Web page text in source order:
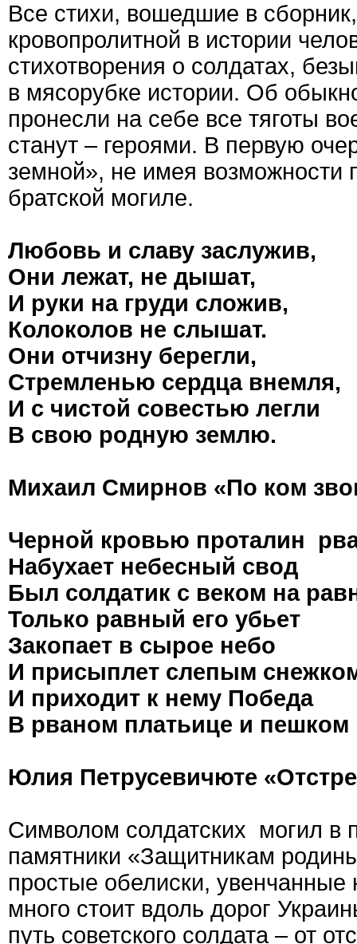
Все стихи, вошедшие в
кровопролитной в истории
стихотворения о солдатах,
в мясорубке истории. Об
пронесли на себе все тяготы
станут – героями. В первую
земной», не имея возможности
братской могиле.
Любовь и славу заслужив,
Они лежат, не дышат,
И руки на груди сложив,
Колоколов не слышат.
Они отчизну берегли,
Стремленью сердца внемля,
И с чистой совестью легли
В свою родную землю.
Михаил Смирнов «По ком
Черной кровью проталин
Набухает небесный свод
Был солдатик с веком на
Только равный его убьет
Закопает в сырое небо
И присыплет слепым
И приходит к нему Победа
В рваном платьице и пешком
Юлия Петрусевичюте
Символом солдатских могил в
памятники «Защитникам
простые обелиски, увенчанные
много стоит вдоль дорог
путь советского солдата – от